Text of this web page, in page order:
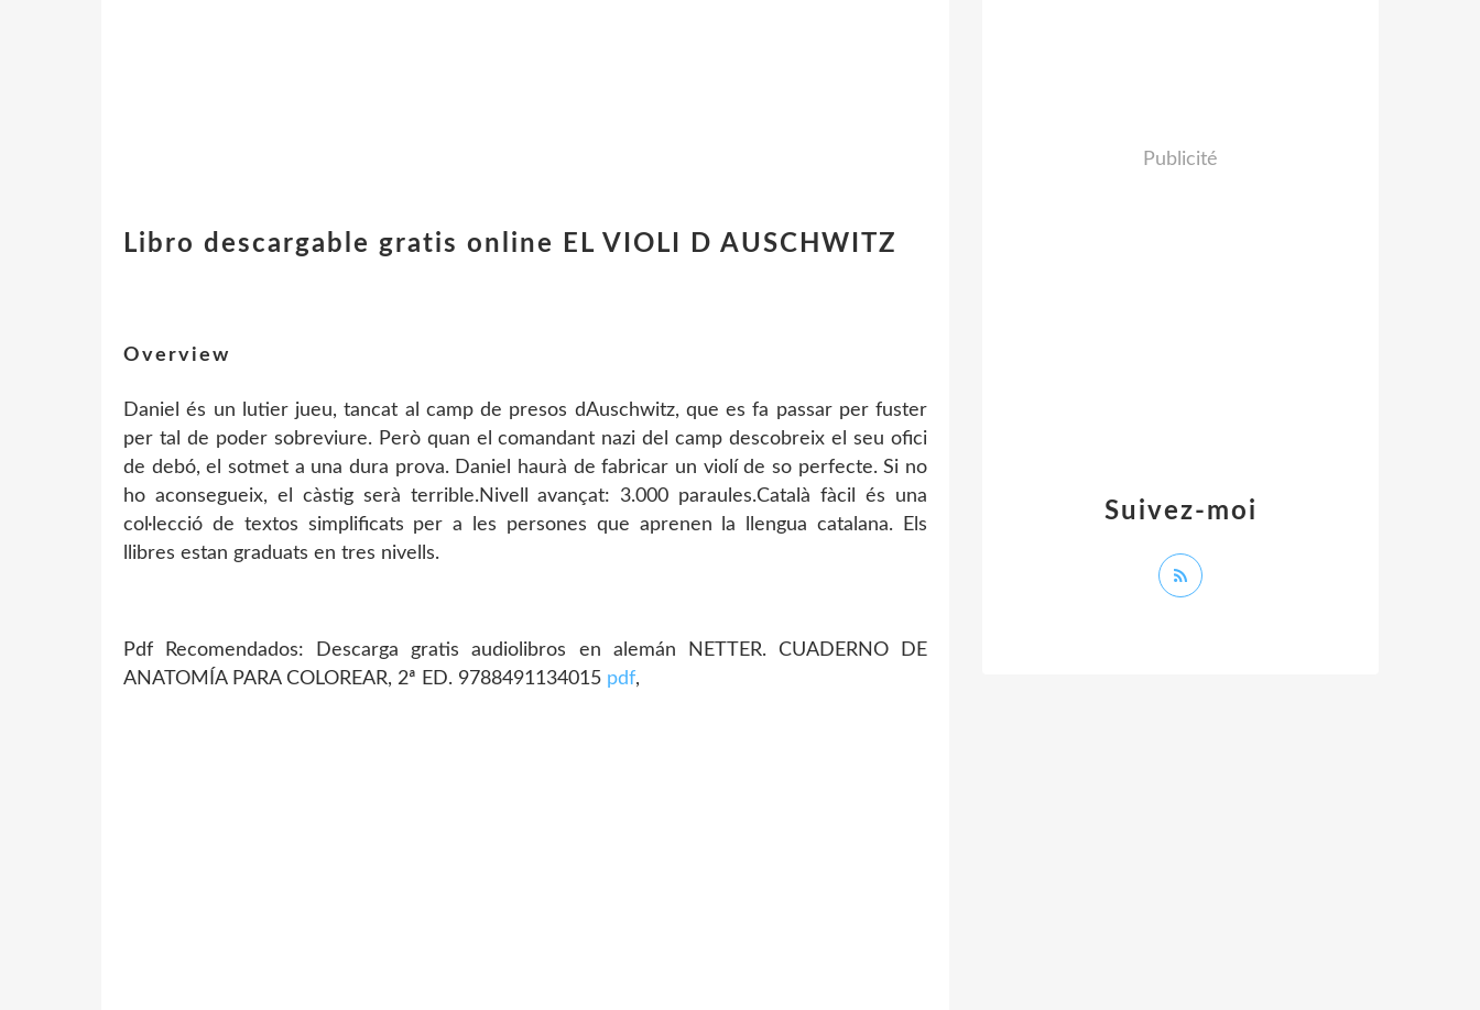
Libro descargable gratis online EL VIOLI D AUSCHWITZ
Overview
Daniel és un lutier jueu, tancat al camp de presos dAuschwitz, que es fa passar per fuster
per tal de poder sobreviure. Però quan el comandant nazi del camp descobreix el seu ofici
de debó, el sotmet a una dura prova. Daniel haurà de fabricar un violí de so perfecte. Si no
ho aconsegueix, el càstig serà terrible.Nivell avançat: 3.000 paraules.Català fàcil és una
col·lecció de textos simplificats per a les persones que aprenen la llengua catalana. Els
llibres estan graduats en tres nivells.
Pdf Recomendados: Descarga gratis audiolibros en alemán NETTER. CUADERNO DE
ANATOMÍA PARA COLOREAR, 2ª ED. 9788491134015 pdf,
Suivez-moi
Publicité